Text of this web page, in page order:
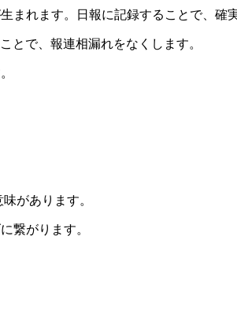
れます。日報に記録することで、確
とで、報連相漏れをなくします。
があります。
繋がります。